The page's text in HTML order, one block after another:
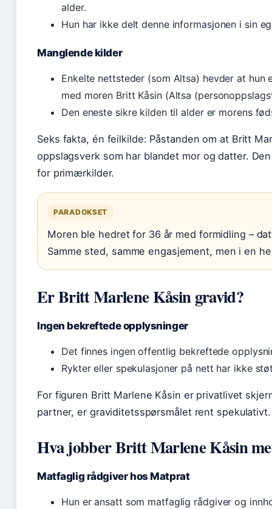
alder.
Hun har ikke delt denne informasjonen i sin
Manglende kilder
Enkelte nettsteder (som Altsa) hevder at
med moren Britt Kåsin (Altsa
Den eneste sikre kilden til alder er morens
Seks fakta, én feilkilde: Påstanden om at Britt
oppslagsverk som har blandet mor og datter.
for primærkilder.
PARADOKSET
Moren ble hedret for 36 år med formidling –
Samme sted, samme engasjement, men i en
Er Britt Marlene Kåsin gravid?
Ingen bekreftede opplysninger
Det finnes ingen offentlig bekreftede
Rykter eller spekulasjoner på nett har ikke
For figuren Britt Marlene Kåsin er privatlivet
partner, er graviditetsspørsmålet rent spekulativt.
Hva jobber Britt Marlene Kåsin
Matfaglig rådgiver hos Matprat
Hun er ansatt som matfaglig rådgiver og